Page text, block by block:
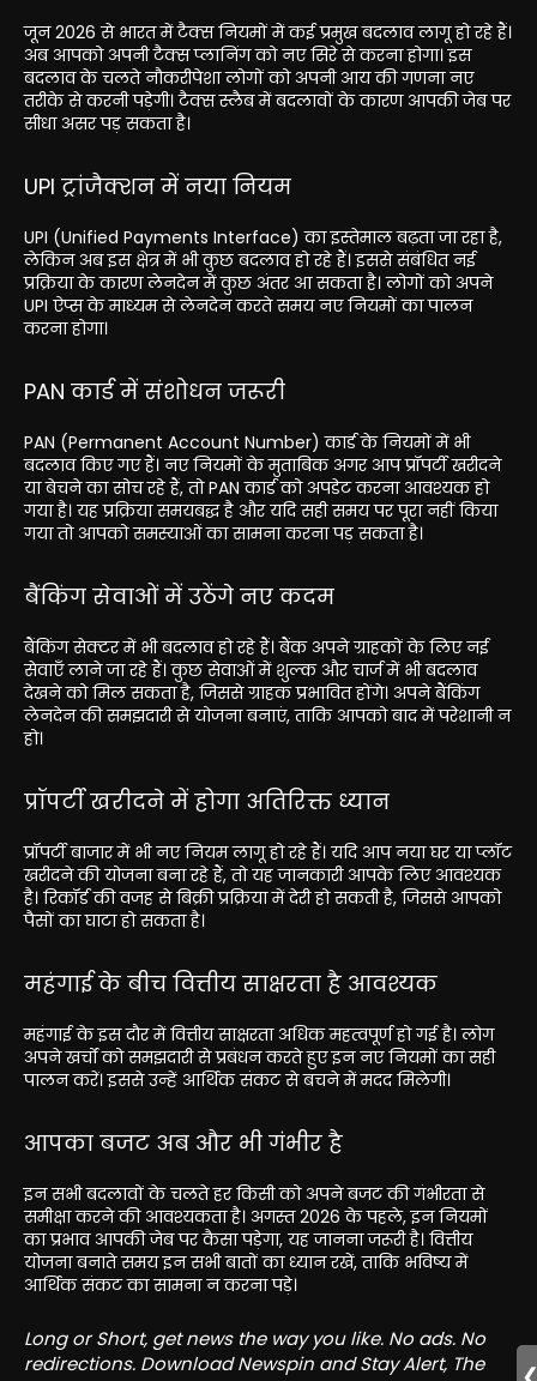
जून 2026 से भारत में टैक्स नियमों में कई प्रमुख बदलाव लागू हो रहे हैं।
अब आपको अपनी टैक्स प्लानिंग को नए सिरे से करना होगा। इस
बदलाव के चलते नौकरीपेशा लोगों को अपनी आय की गणना नए
तरीके से करनी पड़ेगी। टैक्स स्लैब में बदलावों के कारण आपकी जेब पर
सीधा असर पड़ सकता है।
UPI ट्रांजैक्शन में नया नियम
UPI (Unified Payments Interface) का इस्तेमाल बढ़ता जा रहा है,
लेकिन अब इस क्षेत्र में भी कुछ बदलाव हो रहे हैं। इससे संबंधित नई
प्रक्रिया के कारण लेनदेन में कुछ अंतर आ सकता है। लोगों को अपने
UPI ऐप्स के माध्यम से लेनदेन करते समय नए नियमों का पालन
करना होगा।
PAN कार्ड में संशोधन जरूरी
PAN (Permanent Account Number) कार्ड के नियमों में भी
बदलाव किए गए हैं। नए नियमों के मुताबिक अगर आप प्रॉपर्टी खरीदने
या बेचने का सोच रहे हैं, तो PAN कार्ड को अपडेट करना आवश्यक हो
गया है। यह प्रक्रिया समयबद्ध है और यदि सही समय पर पूरा नहीं किया
गया तो आपको समस्याओं का सामना करना पड़ सकता है।
बैंकिंग सेवाओं में उठेंगे नए कदम
बैंकिंग सेक्टर में भी बदलाव हो रहे हैं। बैंक अपने ग्राहकों के लिए नई
सेवाएँ लाने जा रहे हैं। कुछ सेवाओं में शुल्क और चार्ज में भी बदलाव
देखने को मिल सकता है, जिससे ग्राहक प्रभावित होंगे। अपने बैंकिंग
लेनदेन की समझदारी से योजना बनाएं, ताकि आपको बाद में परेशानी न
हो।
प्रॉपर्टी खरीदने में होगा अतिरिक्त ध्यान
प्रॉपर्टी बाजार में भी नए नियम लागू हो रहे हैं। यदि आप नया घर या प्लॉट
खरीदने की योजना बना रहे हैं, तो यह जानकारी आपके लिए आवश्यक
है। रिकॉर्ड की वजह से बिक्री प्रक्रिया में देरी हो सकती है, जिससे आपको
पैसों का घाटा हो सकता है।
महंगाई के बीच वित्तीय साक्षरता है आवश्यक
महंगाई के इस दौर में वित्तीय साक्षरता अधिक महत्वपूर्ण हो गई है। लोग
अपने खर्चों को समझदारी से प्रबंधन करते हुए इन नए नियमों का सही
पालन करें। इससे उन्हें आर्थिक संकट से बचने में मदद मिलेगी।
आपका बजट अब और भी गंभीर है
इन सभी बदलावों के चलते हर किसी को अपने बजट की गंभीरता से
समीक्षा करने की आवश्यकता है। अगस्त 2026 के पहले, इन नियमों
का प्रभाव आपकी जेब पर कैसा पड़ेगा, यह जानना जरूरी है। वित्तीय
योजना बनाते समय इन सभी बातों का ध्यान रखें, ताकि भविष्य में
आर्थिक संकट का सामना न करना पड़े।
Long or Short, get news the way you like. No ads. No
redirections. Download Newspin and Stay Alert, The